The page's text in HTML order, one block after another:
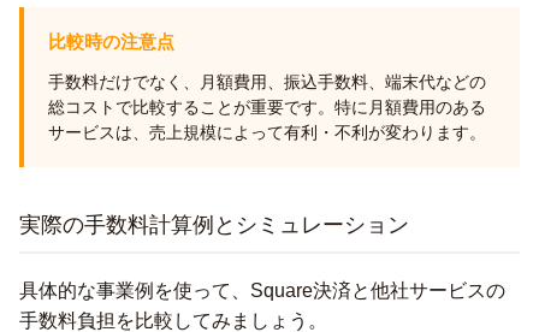
比較時の注意点
手数料だけでなく、月額費用、振込手数料、端末代などの
総コストで比較することが重要です。特に月額費用のある
サービスは、売上規模によって有利・不利が変わります。
実際の手数料計算例とシミュレーション
具体的な事業例を使って、Square決済と他社サービスの
手数料負担を比較してみましょう。